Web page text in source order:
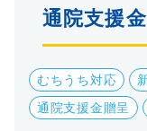
通院支援金
むちうち対応
通院支援金贈呈